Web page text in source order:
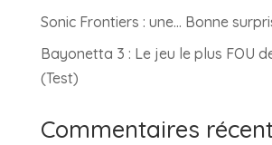
Sonic Frontiers : une… Bonne
Bayonetta 3 : Le jeu le plus FOU
(Test)
Commentaires